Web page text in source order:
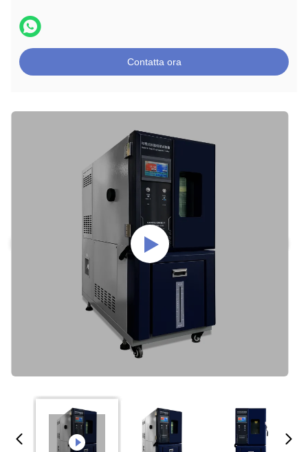
Contatta ora